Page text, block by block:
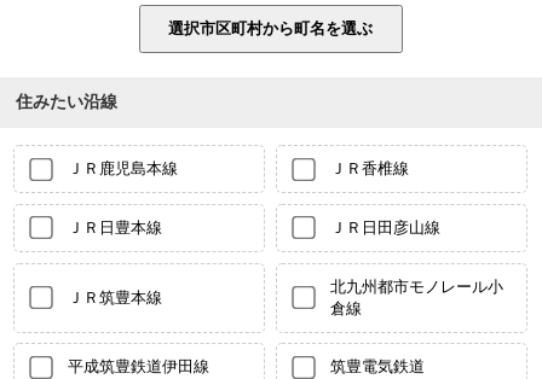
住みたい沿線
ＪＲ鹿児島本線 ＪＲ香椎線
ＪＲ日豊本線 ＪＲ日田彦山線
ＪＲ筑豊本線
北九州都市モノレール小
倉線
平成筑豊鉄道伊田線 筑豊電気鉄道